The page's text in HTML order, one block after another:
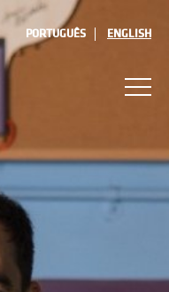
PORTUGUÊS ENGLISH